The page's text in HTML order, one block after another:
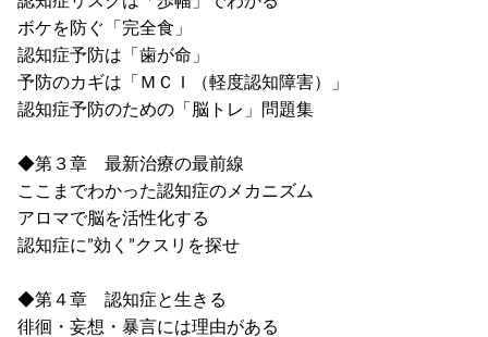
ボケを防ぐ「完全食」
認知症予防は「歯が命」
予防のカギは「ＭＣＩ（軽度認知障害）」
認知症予防のための「脳トレ」問題集
◆第３章 最新治療の最前線
ここまでわかった認知症のメカニズム
アロマで脳を活性化する
認知症に”効く”クスリを探せ
◆第４章 認知症と生きる
徘徊・妄想・暴言には理由がある